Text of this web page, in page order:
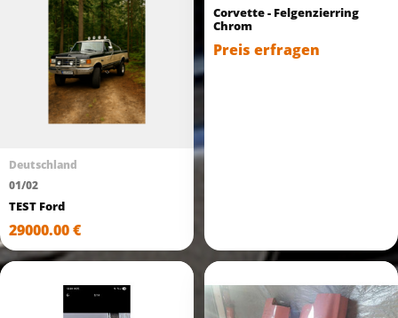
Deutschland
01/02
TEST Ford
29000.00 €
Corvette - Felgenzierring
Chrom
Preis erfragen